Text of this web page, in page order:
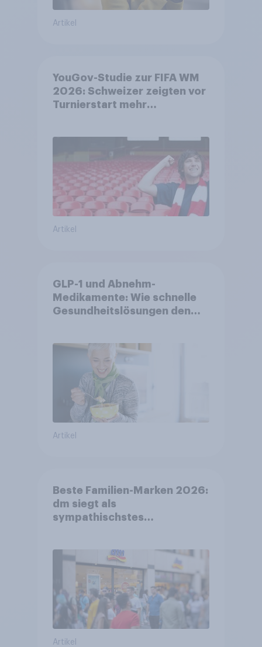
Artikel
YouGov-Studie zur FIFA WM
2026: Schweizer zeigten vor
Turnierstart mehr
Artikel
GLP-1 und Abnehm-
Medikamente: Wie schnelle
Gesundheitslösungen den
Artikel
Beste Familien-Marken 2026:
dm siegt als
sympathischstes
Artikel